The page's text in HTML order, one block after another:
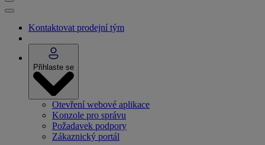
Kontaktovat prodejní tým
Přihlaste se
Otevření webové aplikace
Konzole pro správu
Požadavek podpory
Zákaznický portál